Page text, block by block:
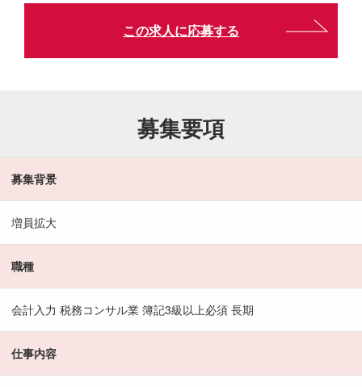
この求人に応募する
募集要項
募集背景
増員拡大
職種
会計入力 税務コンサル業 簿記3級以上必須 長期
仕事内容